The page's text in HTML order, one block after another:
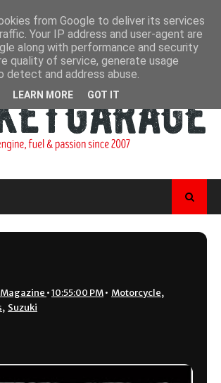
•10:55:00 PM• Motorcycle,
, Suzuki
from Google to deliver its services
Your IP address and user-agent are
along with performance and security
quality of service, generate usage
detect and address abuse.
LEARN MORE GOT IT